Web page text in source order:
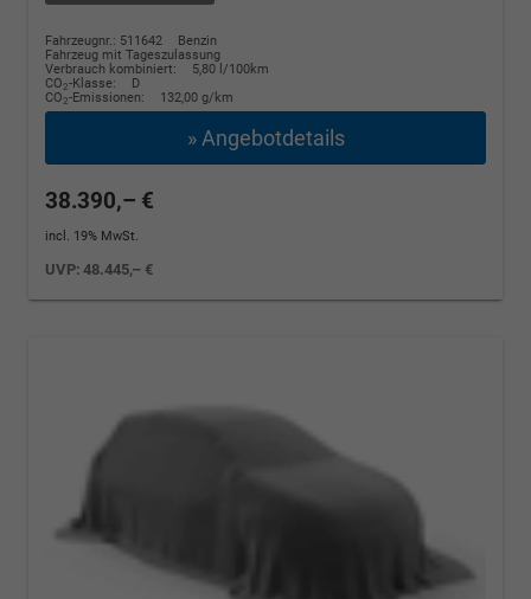
Fahrzeugnr.: 511642
Benzin
Fahrzeug mit Tageszulassung
Verbrauch kombiniert:
5,80 l/100km
CO2-Klasse:
D
CO2-Emissionen: 132,00 g/km
» Angebotdetails
38.390,– €
incl. 19% MwSt.
UVP:48.445,– €